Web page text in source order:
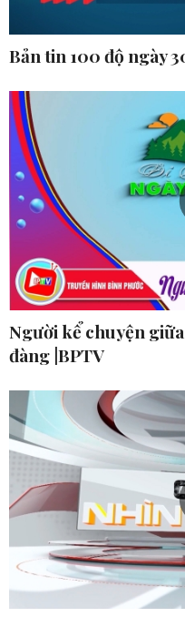
Bản tin 100 độ ngày
Người kể chuyện
đàng |BPTV